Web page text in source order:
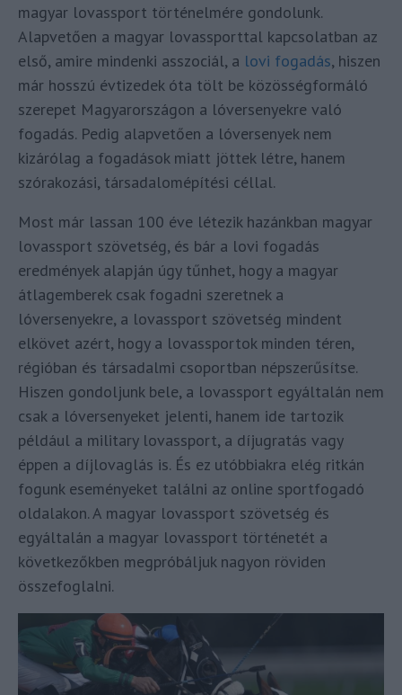
magyar lovassport történelmére gondolunk.
Alapvetően a magyar lovassporttal kapcsolatban az
első, amire mindenki asszociál, a lovi fogadás, hiszen
már hosszú évtizedek óta tölt be közösségformáló
szerepet Magyarországon a lóversenyekre való
fogadás. Pedig alapvetően a lóversenyek nem
kizárólag a fogadások miatt jöttek létre, hanem
szórakozási, társadalomépítési céllal.
Most már lassan 100 éve létezik hazánkban magyar
lovassport szövetség, és bár a lovi fogadás
eredmények alapján úgy tűnhet, hogy a magyar
átlagemberek csak fogadni szeretnek a
lóversenyekre, a lovassport szövetség mindent
elkövet azért, hogy a lovassportok minden téren,
régióban és társadalmi csoportban népszerűsítse.
Hiszen gondoljunk bele, a lovassport egyáltalán nem
csak a lóversenyeket jelenti, hanem ide tartozik
például a military lovassport, a díjugratás vagy
éppen a díjlovaglás is. És ez utóbbiakra elég ritkán
fogunk eseményeket találni az online sportfogadó
oldalakon. A magyar lovassport szövetség és
egyáltalán a magyar lovassport történetét a
következőkben megpróbáljuk nagyon röviden
összefoglalni.